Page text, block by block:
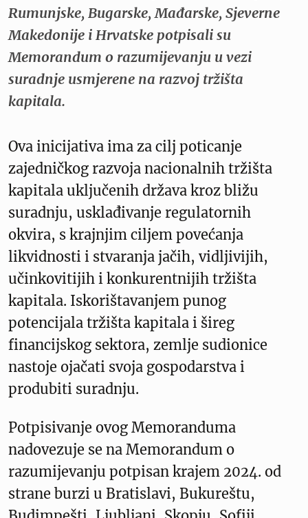
Rumunjske, Bugarske, Mađarske, Sjeverne
Makedonije i Hrvatske potpisali su
Memorandum o razumijevanju u vezi
suradnje usmjerene na razvoj tržišta
kapitala.
Ova inicijativa ima za cilj poticanje
zajedničkog razvoja nacionalnih tržišta
kapitala uključenih država kroz bližu
suradnju, usklađivanje regulatornih
okvira, s krajnjim ciljem povećanja
likvidnosti i stvaranja jačih, vidljivijih,
učinkovitijih i konkurentnijih tržišta
kapitala. Iskorištavanjem punog
potencijala tržišta kapitala i šireg
financijskog sektora, zemlje sudionice
nastoje ojačati svoja gospodarstva i
produbiti suradnju.
Potpisivanje ovog Memoranduma
nadovezuje se na Memorandum o
razumijevanju potpisan krajem 2024. od
strane burzi u Bratislavi, Bukureštu,